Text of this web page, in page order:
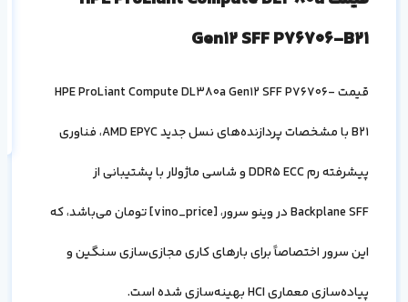
Gen12 SFF P76706-B21
قیمتHPE ProLiant Compute DL380a Gen12 SFF P76706-
B21با مشخصات پردازنده‌های نسل جدیدAMD EPYC، فناوری
پیشرفته رمDDR5 ECCو شاسی ماژولار با پشتیبانی از
Backplane SFFدر وینو سرور، [vino_price] تومان می‌باشد، که
این سرور اختصاصاً برای بارهای کاری مجازی‌سازی سنگین و
پیاده‌سازی معماریHCIبهینه‌سازی شده است.